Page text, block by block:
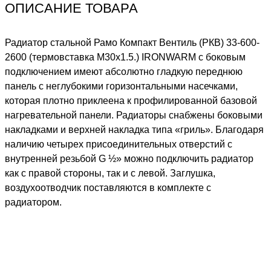
ОПИСАНИЕ ТОВАРА
Радиатор стальной Рамо Компакт Вентиль (РКВ) 33-600-
2600 (термовставка М30х1.5.) IRONWARM с боковым
подключением имеют абсолютно гладкую переднюю
панель с неглубокими горизонтальными насечками,
которая плотно приклеена к профилированной базовой
нагревательной панели. Радиаторы снабжены боковыми
накладками и верхней накладка типа «гриль». Благодаря
наличию четырех присоединительных отверстий с
внутренней резьбой G ½» можно подключить радиатор
как с правой стороны, так и с левой. Заглушка,
воздухоотводчик поставляются в комплекте с
радиатором.